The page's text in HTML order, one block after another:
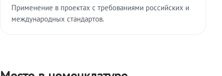
Применение в проектах с требованиями российских и
международных стандартов.